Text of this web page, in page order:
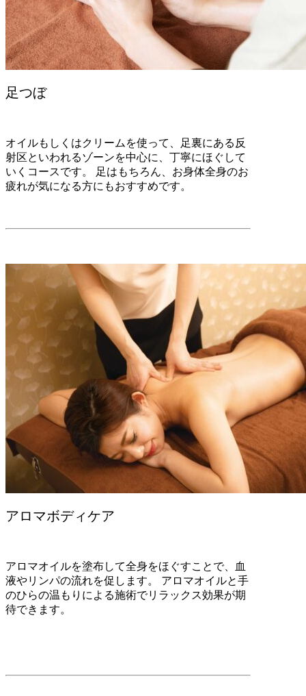
足つぼ
オイルもしくはクリームを使って、足裏にある反
射区といわれるゾーンを中心に、丁寧にほぐして
いくコースです。 足はもちろん、お身体全身のお
疲れが気になる方にもおすすめです。
アロマボディケア
アロマオイルを塗布して全身をほぐすことで、血
液やリンパの流れを促します。 アロマオイルと手
のひらの温もりによる施術でリラックス効果が期
待できます。